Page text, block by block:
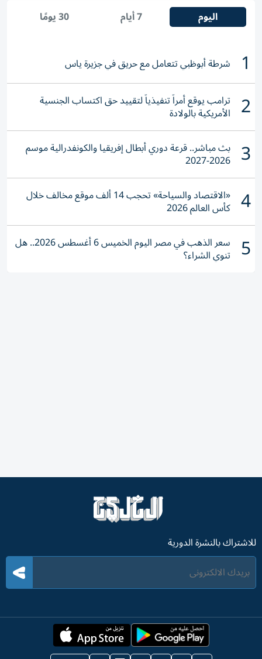
اليوم 7 أيام 30 يومًا
1 شرطة أبوظبي تتعامل مع حريق في جزيرة ياس
2 ترامب يوقع أمراً تنفيذياً لتقييد حق اكتساب الجنسية
الأمريكية بالولادة
3 بث مباشر.. قرعة دوري أبطال إفريقيا والكونفدرالية موسم
2026-2027
4 «الاقتصاد والسياحة» تحجب 14 ألف موقع مخالف خلال
كأس العالم 2026
5 سعر الذهب في مصر اليوم الخميس 6 أغسطس 2026.. هل
تنوي الشراء؟
للاشتراك بالنشرة الدورية